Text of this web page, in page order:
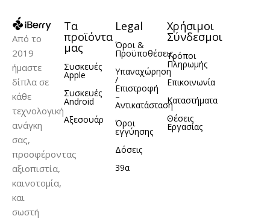
Από το
2019
ήμαστε
δίπλα σε
κάθε
τεχνολογική
ανάγκη
σας,
προσφέροντας
αξιοπιστία,
καινοτομία,
και
σωστή
Τα
προϊόντα
μας
Συσκευές
Apple
Συσκευές
Android
Αξεσουάρ
Legal
Όροι &
Προϋποθέσεις
Υπαναχώρηση
/
Επιστροφή
–
Αντικατάσταση
Όροι
εγγύησης
Δόσεις
39α
Χρήσιμοι
Σύνδεσμοι
Τρόποι
Πληρωμής
Επικοινωνία
Καταστήματα
Θέσεις
Εργασίας